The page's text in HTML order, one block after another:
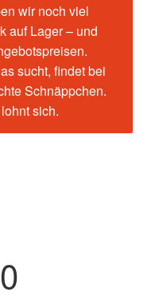
wir noch viel
auf Lager – und
sucht, findet bei
Schnäppchen.
sich.